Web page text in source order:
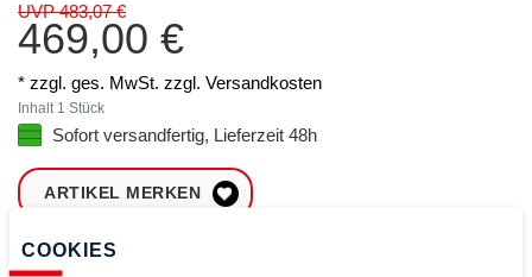
UVP 483,07 €
469,00 €
* zzgl. ges. MwSt. zzgl. Versandkosten
Inhalt 1 Stück
Sofort versandfertig, Lieferzeit 48h
ARTIKEL MERKEN
ZUM WARENKORB
COOKIES